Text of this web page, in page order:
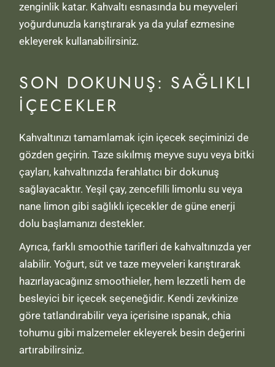
zenginlik katar. Kahvaltı esnasında bu meyveleri
yoğurdunuzla karıştırarak ya da yulaf ezmesine
ekleyerek kullanabilirsiniz.
SON DOKUNUŞ: SAĞLIKLI
İÇECEKLER
Kahvaltınızı tamamlamak için içecek seçiminizi de
gözden geçirin. Taze sıkılmış meyve suyu veya bitki
çayları, kahvaltınızda ferahlatıcı bir dokunuş
sağlayacaktır. Yeşil çay, zencefilli limonlu su veya
nane limon gibi sağlıklı içecekler de güne enerji
dolu başlamanızı destekler.
Ayrıca, farklı smoothie tarifleri de kahvaltınızda yer
alabilir. Yoğurt, süt ve taze meyveleri karıştırarak
hazırlayacağınız smoothieler, hem lezzetli hem de
besleyici bir içecek seçeneğidir. Kendi zevkinize
göre tatlandırabilir veya içerisine ıspanak, chia
tohumu gibi malzemeler ekleyerek besin değerini
artırabilirsiniz.